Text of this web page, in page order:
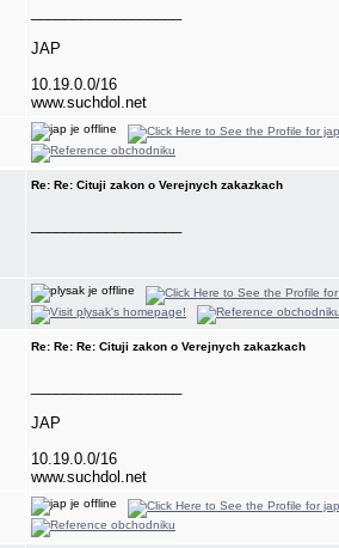
JAP
10.19.0.0/16
www.suchdol.net
Re: Re: Cituji zakon o Verejnych zakazkach
Re: Re: Re: Cituji zakon o Verejnych zakazkach
JAP
10.19.0.0/16
www.suchdol.net